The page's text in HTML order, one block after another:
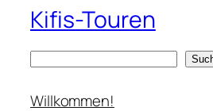
Kifis-Touren
c
Willkommen!